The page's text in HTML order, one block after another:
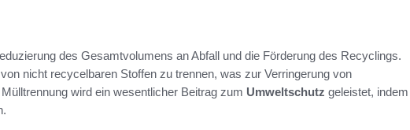
des Gesamtvolumens an Abfall und die Förderung des Recyclings.
nicht recycelbaren Stoffen zu trennen, was zur Verringerung von
wird ein wesentlicher Beitrag zum Umweltschutz geleistet, indem